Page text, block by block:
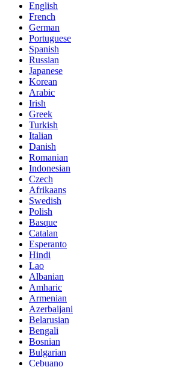
English
French
German
Portuguese
Spanish
Russian
Japanese
Korean
Arabic
Irish
Greek
Turkish
Italian
Danish
Romanian
Indonesian
Czech
Afrikaans
Swedish
Polish
Basque
Catalan
Esperanto
Hindi
Lao
Albanian
Amharic
Armenian
Azerbaijani
Belarusian
Bengali
Bosnian
Bulgarian
Cebuano